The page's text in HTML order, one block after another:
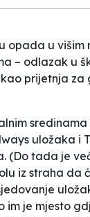
opada u višim
– odlazak u
prijetnja za
sredinama
uložaka i
(Do tada je
iz straha da
je mjesto